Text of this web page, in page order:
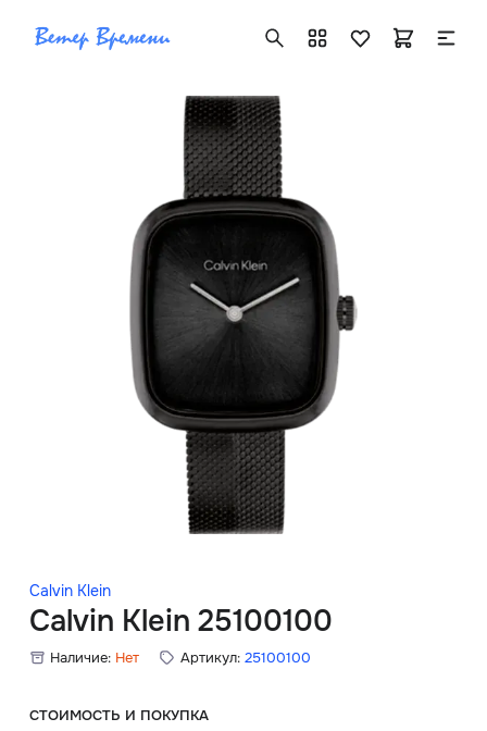
Calvin Klein
Calvin Klein 25100100
Наличие: Нет Артикул: 25100100
СТОИМОСТЬ И ПОКУПКА
+7 ( 705 ) 181-42-50
info@vetervremeni.kz
Авторизация
Мужские часы
Женские часы
Скидки
Главная
О нас